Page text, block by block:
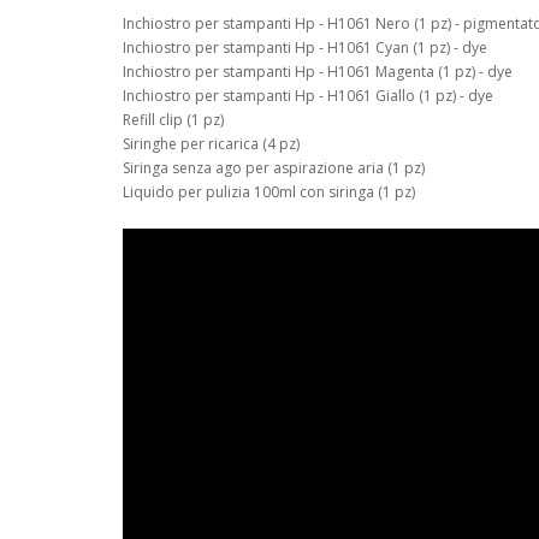
Inchiostro per stampanti Hp - H1061 Nero (1 pz) -
Inchiostro per stampanti Hp - H1061 Cyan (1 pz) - dye
Inchiostro per stampanti Hp - H1061 Magenta (1 pz) - dye
Inchiostro per stampanti Hp - H1061 Giallo (1 pz) - dye
Refill clip (1 pz)
Siringhe per ricarica (4 pz)
Siringa senza ago per aspirazione aria (1 pz)
Liquido per pulizia 100ml con siringa (1 pz)